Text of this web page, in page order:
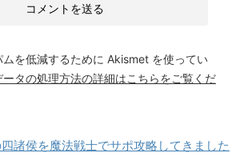
ムを低減するために Akismet を使ってい
ータの処理方法の詳細はこちらをご覧くだ
諸侯を魔法戦士でサポ攻略してきました